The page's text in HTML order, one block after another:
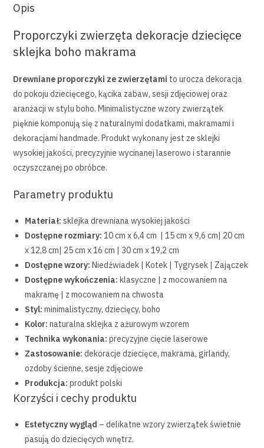
Opis
Proporczyki zwierzęta dekoracje dziecięce
sklejka boho makrama
Drewniane proporczyki ze zwierzętami to urocza dekoracja
do pokoju dziecięcego, kącika zabaw, sesji zdjęciowej oraz
aranżacji w stylu boho. Minimalistyczne wzory zwierzątek
pięknie komponują się z naturalnymi dodatkami, makramami i
dekoracjami handmade. Produkt wykonany jest ze sklejki
wysokiej jakości, precyzyjnie wycinanej laserowo i starannie
oczyszczanej po obróbce.
Parametry produktu
Materiał: sklejka drewniana wysokiej jakości
Dostępne rozmiary: 10 cm x 6,4 cm | 15 cm x 9,6 cm| 20 cm
x 12,8 cm| 25 cm x 16 cm | 30 cm x 19,2 cm
Dostępne wzory: Niedźwiadek | Kotek | Tygrysek | Zajączek
Dostępne wykończenia: klasyczne | z mocowaniem na
makramę | z mocowaniem na chwosta
Styl: minimalistyczny, dziecięcy, boho
Kolor: naturalna sklejka z ażurowym wzorem
Technika wykonania: precyzyjne cięcie laserowe
Zastosowanie: dekoracje dziecięce, makrama, girlandy,
ozdoby ścienne, sesje zdjęciowe
Produkcja: produkt polski
Korzyści i cechy produktu
Estetyczny wygląd – delikatne wzory zwierzątek świetnie
pasują do dziecięcych wnętrz.